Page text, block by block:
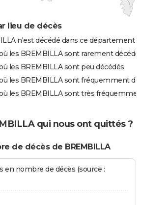
lieu de décès
n'est décédé dans ce département
les BREMBILLA sont rarement
les BREMBILLA sont peu décédés
les BREMBILLA sont fréquemment
les BREMBILLA sont très
qui nous ont quittés ?
de décès de BREMBILLA
en nombre de décès (source :